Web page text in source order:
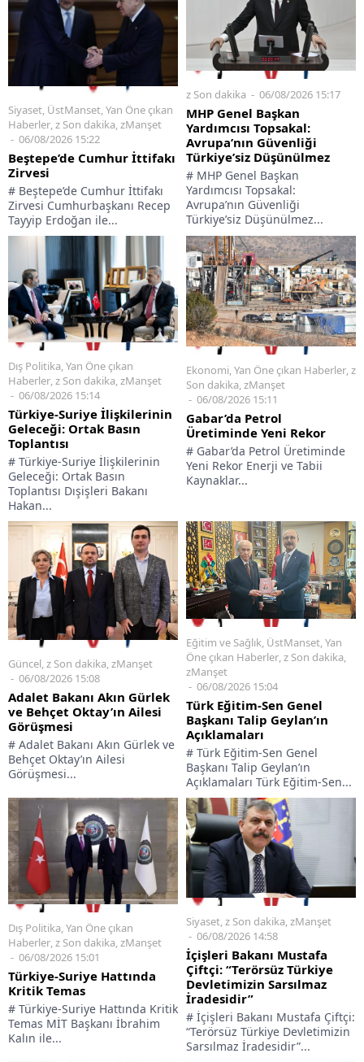
Siyaset, ÜstManset,Yan Öne çıkan
Haberler,z Son dakika,zManşet
06/08/2026 15:22
Beştepe’de Cumhur İttifakı
Zirvesi
# Beştepe’de Cumhur İttifakı
Zirvesi Cumhurbaşkanı Recep
Tayyip Erdoğan ile...
z Son dakika 06/08/2026 15:17
MHP Genel Başkan
Yardımcısı Topsakal:
Avrupa’nın Güvenliği
Türkiye’siz Düşünülmez
# MHP Genel Başkan
Yardımcısı Topsakal:
Avrupa’nın Güvenliği
Türkiye’siz Düşünülmez...
Dış Politika,Yan Öne çıkan
Haberler,z Son dakika,zManşet
06/08/2026 15:14
Türkiye-Suriye İlişkilerinin
Geleceği: Ortak Basın
Toplantısı
# Türkiye-Suriye İlişkilerinin
Geleceği: Ortak Basın
Toplantısı Dışişleri Bakanı
Hakan...
Ekonomi,Yan Öne çıkan Haberler,z
Son dakika,zManşet
06/08/2026 15:11
Gabar’da Petrol
Üretiminde Yeni Rekor
# Gabar’da Petrol Üretiminde
Yeni Rekor Enerji ve Tabii
Kaynaklar...
Güncel,z Son dakika,zManşet
06/08/2026 15:08
Adalet Bakanı Akın Gürlek
ve Behçet Oktay’ın Ailesi
Görüşmesi
# Adalet Bakanı Akın Gürlek ve
Behçet Oktay’ın Ailesi
Görüşmesi...
Eğitim ve Sağlık ÜstManset Yan
Öne çıkan Haberler z Son dakika
zManşet
06/08/2026 15:04
Türk Eğitim-Sen Genel
Başkanı Talip Geylan’ın
Açıklamaları
# Türk Eğitim-Sen Genel
Başkanı Talip Geylan’ın
Açıklamaları Türk Eğitim-Sen...
Dış Politika,Yan Öne çıkan
Haberler,z Son dakika,zManşet
06/08/2026 15:01
Türkiye-Suriye Hattında
Kritik Temas
# Türkiye-Suriye Hattında Kritik
Temas MİT Başkanı İbrahim
Kalın ile...
Siyaset,z Son dakika,zManşet
06/08/2026 14:58
İçişleri Bakanı Mustafa
Çiftçi: “Terörsüz Türkiye
Devletimizin Sarsılmaz
İradesidir”
# İçişleri Bakanı Mustafa Çiftçi:
“Terörsüz Türkiye Devletimizin
Sarsılmaz İradesidir”...